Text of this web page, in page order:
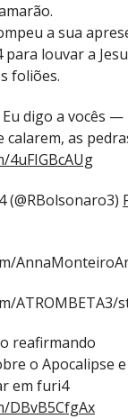
a sua
para louvar a
foliões.
Eu digo a vocês
calarem, as
4uFIGBcAUg
ATROMBETA3/
reafirmando
o Apocalipse
em furi4
DBvB5CfgAx